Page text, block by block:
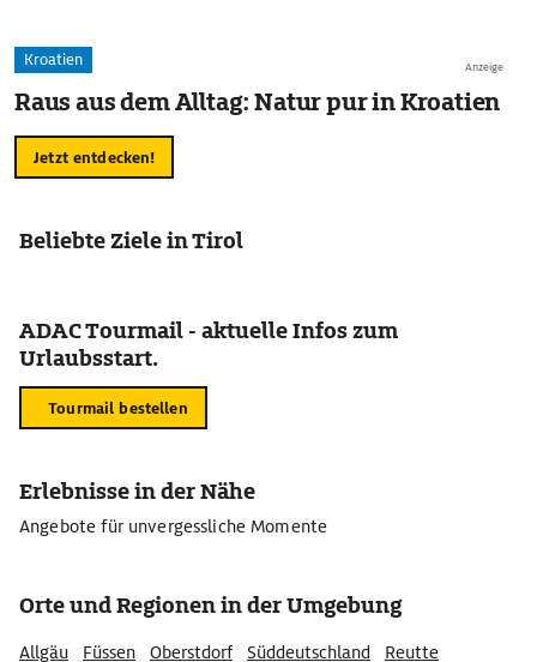
Anzeige
Kroatien
Raus aus dem Alltag: Natur pur in Kroatien
Jetzt entdecken!
Beliebte Ziele in Tirol
ADAC Tourmail - aktuelle Infos zum
Urlaubsstart.
Tourmail bestellen
Erlebnisse in der Nähe
Angebote für unvergessliche Momente
Orte und Regionen in der Umgebung
Allgäu Füssen Oberstdorf Süddeutschland Reutte